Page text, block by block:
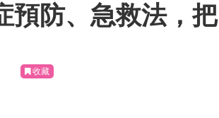
預防、急救法，把
收藏